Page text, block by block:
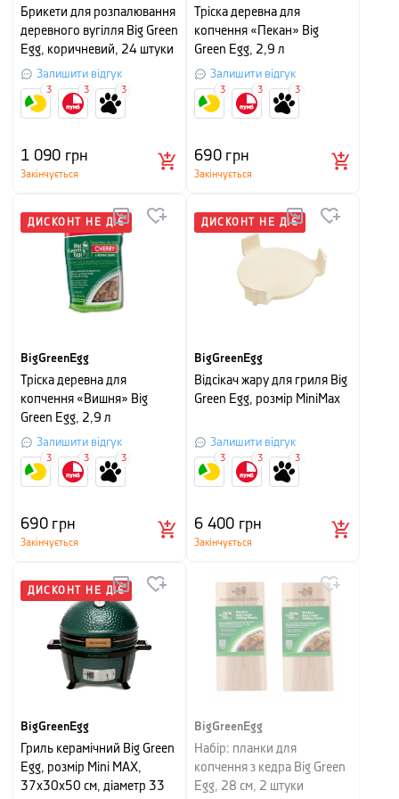
Брикети для розпалювання
деревного вугілля Big Green
Egg, коричневий, 24 штуки
Залишити відгук
1 090 грн
Закінчується
3 3 3
Тріска деревна для
копчення «Пекан» Big
Green Egg, 2,9 л
Залишити відгук
690грн
Закінчується
3 3 3
ДИСКОНТ НЕ ДІЄ
BigGreenEgg
Тріска деревна для
копчення «Вишня» Big
Green Egg, 2,9 л
Залишити відгук
690грн
Закінчується
3 3 3
ДИСКОНТ НЕ ДІЄ
BigGreenEgg
Відсікач жару для гриля Big
Green Egg, розмір MiniMax
Залишити відгук
6 400 грн
Закінчується
3 3 3
ДИСКОНТ НЕ ДІЄ
BigGreenEgg
Гриль керамічний Big Green
Egg, розмір Mini MAX,
37х30х50 см, діаметр 33
BigGreenEgg
Набір: планки для
копчення з кедра Big Green
Egg, 28 см, 2 штуки